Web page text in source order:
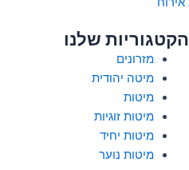
הקטגוריות שלנו
מזרונים
מיטה יהודית
מיטות
מיטות זוגיות
מיטות יחיד
מיטות נוער